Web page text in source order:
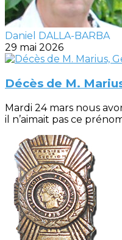
Daniel DALLA-BARBA
29 mai 2026
Décès de M.
Mardi 24 mars nous
il n’aimait pas ce